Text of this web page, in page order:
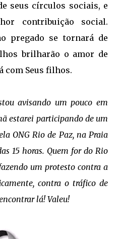
seus círculos sociais, e
contribuição social.
pregado se tornará de
brilharão o amor de
com Seus filhos.
avisando um pouco em
estarei participando de um
ONG Rio de Paz, na Praia
15 horas. Quem for do Rio
um protesto contra a
contra o tráfico de
lá! Valeu!